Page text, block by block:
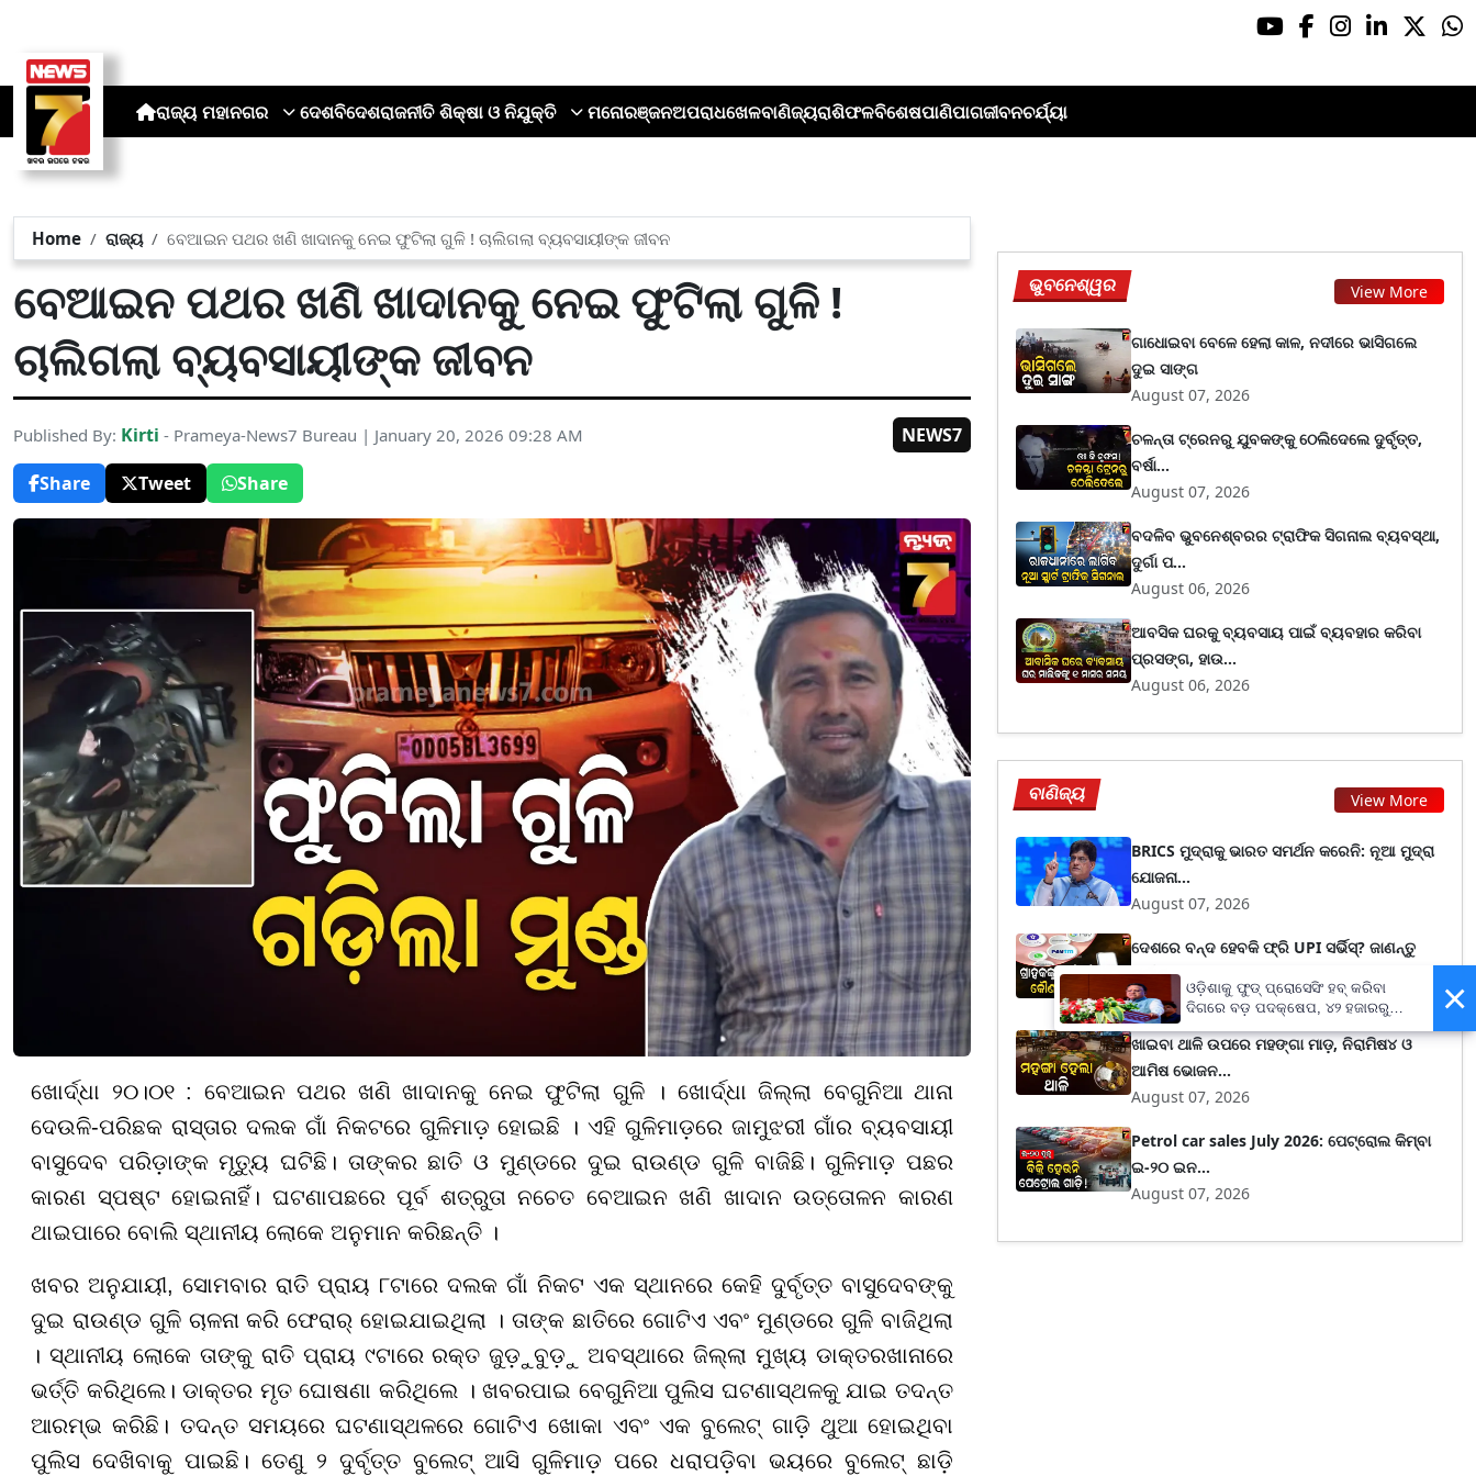
ରାଜ୍ୟ ମହାନଗର ଦେଶବିଦେଶରାଜନୀତି ଶିକ୍ଷା ଓ ନିଯୁକ୍ତି ମନୋରଞ୍ଜନଅପରାଧଖେଳବାଣିଜ୍ୟରାଶିଫଳବିଶେଷପାଣିପାଗଜୀବନଚର୍ଯ୍ୟା
Home ରାଜ୍ୟ ବେଆଇନ ପଥର ଖଣି ଖାଦାନକୁ ନେଇ ଫୁଟିଲା ଗୁଳି ! ଚାଲିଗଲା ବ୍ୟବସାୟୀଙ୍କ ଜୀବନ
ବେଆଇନ ପଥର ଖଣି ଖାଦାନକୁ ନେଇ ଫୁଟିଲା ଗୁଳି !
ଚାଲିଗଲା ବ୍ୟବସାୟୀଙ୍କ ଜୀବନ
Published By: Kirti - Prameya-News7 Bureau | January 20, 2026 09:28 AM
NEWS7
Share
Tweet Share
ଖୋର୍ଦ୍ଧା ୨୦।୦୧ : ବେଆଇନ ପଥର ଖଣି ଖାଦାନକୁ ନେଇ ଫୁଟିଲା ଗୁଳି । ଖୋର୍ଦ୍ଧା ଜିଲ୍ଲା ବେଗୁନିଆ ଥାନା
ଦେଉଳି-ପରିଛକ ରାସ୍ତାର ଦଲକ ଗାଁ ନିକଟରେ ଗୁଳିମାଡ଼ ହୋଇଛି । ଏହି ଗୁଳିମାଡ଼ରେ ଜାମୁଝରୀ ଗାଁର ବ୍ୟବସାୟୀ
ବାସୁଦେବ ପରିଡ଼ାଙ୍କ ମୃତ୍ୟୁ ଘଟିଛି। ତାଙ୍କର ଛାତି ଓ ମୁଣ୍ଡରେ ଦୁଇ ରାଉଣ୍ଡ ଗୁଳି ବାଜିଛି। ଗୁଳିମାଡ଼ ପଛର
କାରଣ ସ୍ପଷ୍ଟ ହୋଇନାହିଁ। ଘଟଣାପଛରେ ପୂର୍ବ ଶତ୍ରୁତା ନଚେତ ବେଆଇନ ଖଣି ଖାଦାନ ଉତ୍ତୋଳନ କାରଣ
ଥାଇପାରେ ବୋଲି ସ୍ଥାନୀୟ ଲୋକେ ଅନୁମାନ କରିଛନ୍ତି ।
ଖବର ଅନୁଯାୟୀ, ସୋମବାର ରାତି ପ୍ରାୟ ୮ଟାରେ ଦଲକ ଗାଁ ନିକଟ ଏକ ସ୍ଥାନରେ କେହି ଦୁର୍ବୃତ୍ତ ବାସୁଦେବଙ୍କୁ
ଦୁଇ ରାଉଣ୍ଡ ଗୁଳି ଚାଳନା କରି ଫେରାର୍ ହୋଇଯାଇଥିଲା । ତାଙ୍କ ଛାତିରେ ଗୋଟିଏ ଏବଂ ମୁଣ୍ଡରେ ଗୁଳି ବାଜିଥିଲା
। ସ୍ଥାନୀୟ ଲୋକେ ତାଙ୍କୁ ରାତି ପ୍ରାୟ ୯ଟାରେ ରକ୍ତ ଜୁଡ଼ୁବୁଡ଼ୁ ଅବସ୍ଥାରେ ଜିଲ୍ଲା ମୁଖ୍ୟ ଡାକ୍ତରଖାନାରେ
ଭର୍ତ୍ତି କରିଥିଲେ। ଡାକ୍ତର ମୃତ ଘୋଷଣା କରିଥିଲେ । ଖବରପାଇ ବେଗୁନିଆ ପୁଲିସ ଘଟଣାସ୍ଥଳକୁ ଯାଇ ତଦନ୍ତ
ଆରମ୍ଭ କରିଛି। ତଦନ୍ତ ସମୟରେ ଘଟଣାସ୍ଥଳରେ ଗୋଟିଏ ଖୋକା ଏବଂ ଏକ ବୁଲେଟ୍ ଗାଡ଼ି ଥୁଆ ହୋଇଥିବା
ପୁଲିସ ଦେଖିବାକୁ ପାଇଛି। ତେଣୁ ୨ ଦୁର୍ବୃତ୍ତ ବୁଲେଟ୍ ଆସି ଗୁଳିମାଡ଼ ପରେ ଧରାପଡ଼ିବା ଭୟରେ ବୁଲେଟ୍ ଛାଡ଼ି
ଭୁବନେଶ୍ୱର View More
ଗାଧୋଇବା ବେଳେ ହେଲା କାଳ, ନଦୀରେ ଭାସିଗଲେ
ଦୁଇ ସାଙ୍ଗ
August 07, 2026
ଚଳନ୍ତା ଟ୍ରେନରୁ ଯୁବକଙ୍କୁ ଠେଲିଦେଲେ ଦୁର୍ବୃତ୍ତ,
ବର୍ଷା...
August 07, 2026
ବଦଳିବ ଭୁବନେଶ୍ବରର ଟ୍ରାଫିକ ସିଗନାଲ ବ୍ୟବସ୍ଥା,
ଦୁର୍ଗା ପ...
August 06, 2026
ଆବସିକ ଘରକୁ ବ୍ୟବସାୟ ପାଇଁ ବ୍ୟବହାର କରିବା
ପ୍ରସଙ୍ଗ, ହାଉ...
August 06, 2026
ବାଣିଜ୍ୟ View More
BRICS ମୁଦ୍ରାକୁ ଭାରତ ସମର୍ଥନ କରେନି: ନୂଆ ମୁଦ୍ରା
ଯୋଜନା...
August 07, 2026
ଦେଶରେ ବନ୍ଦ ହେବକି ଫ୍ରି UPI ସର୍ଭିସ୍? ଜାଣନ୍ତୁ
ମର୍ଚାଣ୍...
August 07, 2026
ଖାଇବା ଥାଳି ଉପରେ ମହଙ୍ଗା ମାଡ଼, ନିରାମିଷ୪ ଓ
ଆମିଷ ଭୋଜନ...
August 07, 2026
Petrol car sales July 2026: ପେଟ୍ରୋଲ କିମ୍ବା
ଇ-୨୦ ଇନ...
August 07, 2026
×
ଓଡ଼ିଶାକୁ ଫୁଡ୍ ପ୍ରୋସେସିଂ ହବ୍ କରିବା
ଦିଗରେ ବଡ଼ ପଦକ୍ଷେପ, ୪୨ ହଜାରରୁ
ଅଧିକ ନିଯୁକ୍ତି ସୁଯୋଗ